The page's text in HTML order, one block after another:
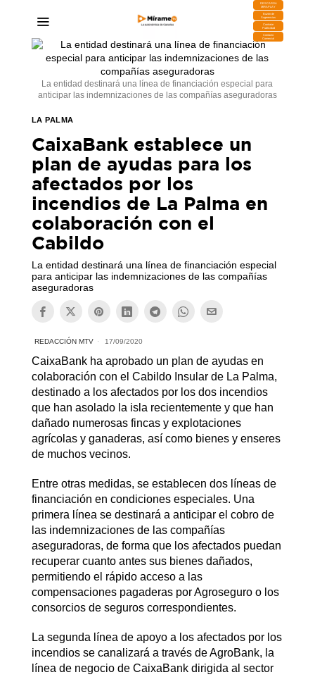
DESCARGA
MIRAPLAY
Buzón de
Sugerencias
Contratar
Publicidad
Contacto
Comercial
La entidad destinará una línea de financiación especial para
anticipar las indemnizaciones de las compañías aseguradoras
LA PALMA
CaixaBank establece un
plan de ayudas para los
afectados por los
incendios de La Palma en
colaboración con el
Cabildo
La entidad destinará una línea de financiación especial
para anticipar las indemnizaciones de las compañías
aseguradoras
REDACCIÓN MTV 17/09/2020
CaixaBank ha aprobado un plan de ayudas en
colaboración con el Cabildo Insular de La Palma,
destinado a los afectados por los dos incendios
que han asolado la isla recientemente y que han
dañado numerosas fincas y explotaciones
agrícolas y ganaderas, así como bienes y enseres
de muchos vecinos.
Entre otras medidas, se establecen dos líneas de
financiación en condiciones especiales. Una
primera línea se destinará a anticipar el cobro de
las indemnizaciones de las compañías
aseguradoras, de forma que los afectados puedan
recuperar cuanto antes sus bienes dañados,
permitiendo el rápido acceso a las
compensaciones pagaderas por Agroseguro o los
consorcios de seguros correspondientes.
La segunda línea de apoyo a los afectados por los
incendios se canalizará a través de AgroBank, la
línea de negocio de CaixaBank dirigida al sector